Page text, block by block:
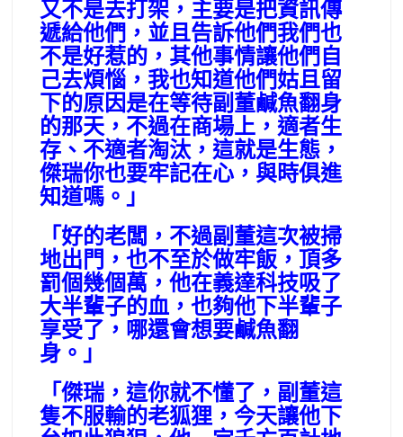
又不是去打架，主要是把資訊傳
遞給他們，並且告訴他們我們也
不是好惹的，其他事情讓他們自
己去煩惱，我也知道他們姑且留
下的原因是在等待副董鹹魚翻身
的那天，不過在商場上，適者生
存、不適者淘汰，這就是生態，
傑瑞你也要牢記在心，與時俱進
知道嗎。」
「好的老闆，不過副董這次被掃
地出門，也不至於做牢飯，頂多
罰個幾個萬，他在義達科技吸了
大半輩子的血，也夠他下半輩子
享受了，哪還會想要鹹魚翻
身。」
「傑瑞，這你就不懂了，副董這
隻不服輸的老狐狸，今天讓他下